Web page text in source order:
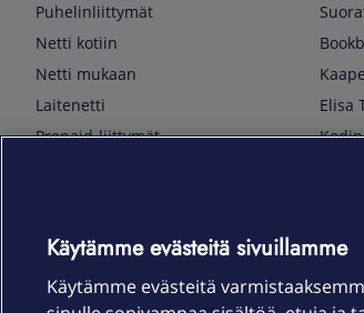
Puhelinliittymät
Netti kotiin
Netti mukaan
Laitenetti
Prepaid-liittymät
TV & audio
Kodinkoneet
Elisa
Elisa
Elisa
Käytämme evästeitä sivuillamme
Käytämme evästeitä